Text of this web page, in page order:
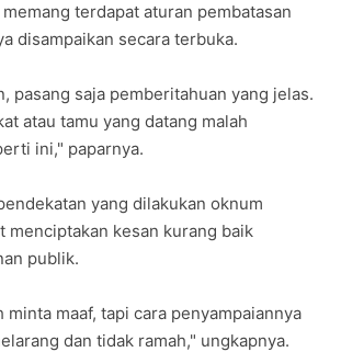
terdapat aturan pembatasan
disampaikan secara terbuka.
pasang saja pemberitahuan yang jelas.
atau tamu yang datang malah
ini," paparnya.
yang dilakukan oknum
menciptakan kesan kurang baik
publik.
minta maaf, tapi cara penyampaiannya
dan tidak ramah," ungkapnya.